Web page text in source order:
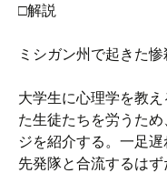
□解説
ミシガン州で起きた惨
大学生に心理学を教
た生徒たちを労うた
ジを紹介する。一足
先発隊と合流するは